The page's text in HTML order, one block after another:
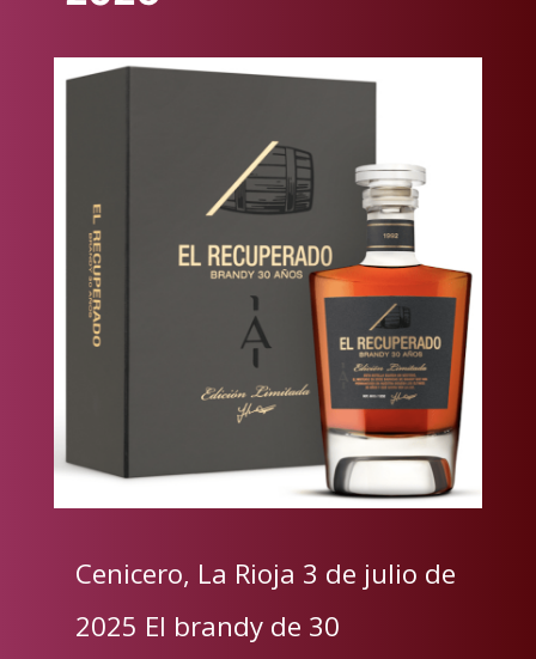
Cenicero, La Rioja 3 de julio de
2025 El brandy de 30